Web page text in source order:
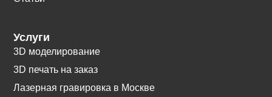
Услуги
3D моделирование
3D печать на заказ
Лазерная гравировка в Москве